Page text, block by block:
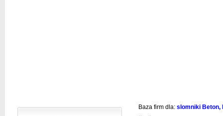
Baza firm dla: slomniki Beton,